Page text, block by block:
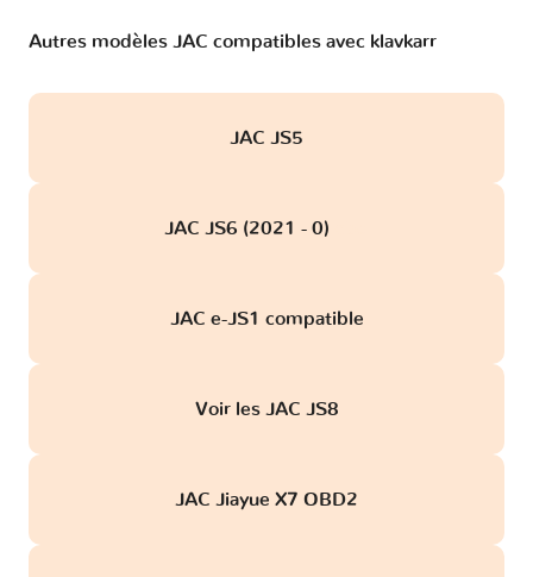
Autres modèles JAC compatibles avec klavkarr
JAC JS5
JAC JS6 (2021 - 0)
JAC e-JS1 compatible
Voir les JAC JS8
JAC Jiayue X7 OBD2